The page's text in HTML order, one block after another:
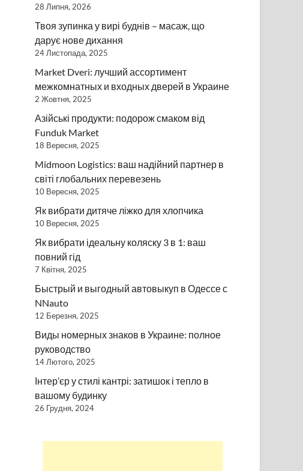
28 Липня, 2026
Твоя зупинка у вирі буднів – масаж, що
дарує нове дихання
24 Листопада, 2025
Market Dveri: лучший ассортимент
межкомнатных и входных дверей в Украине
2 Жовтня, 2025
Азійські продукти: подорож смаком від
Funduk Market
18 Вересня, 2025
Midmoon Logistics: ваш надійний партнер в
світі глобальних перевезень
10 Вересня, 2025
Як вибрати дитяче ліжко для хлопчика
10 Вересня, 2025
Як вибрати ідеальну коляску 3 в 1: ваш
повний гід
7 Квітня, 2025
Быстрый и выгодный автовыкуп в Одессе с
NNauto
12 Березня, 2025
Виды номерных знаков в Украине: полное
руководство
14 Лютого, 2025
Інтер’єр у стилі кантрі: затишок і тепло в
вашому будинку
26 Грудня, 2024